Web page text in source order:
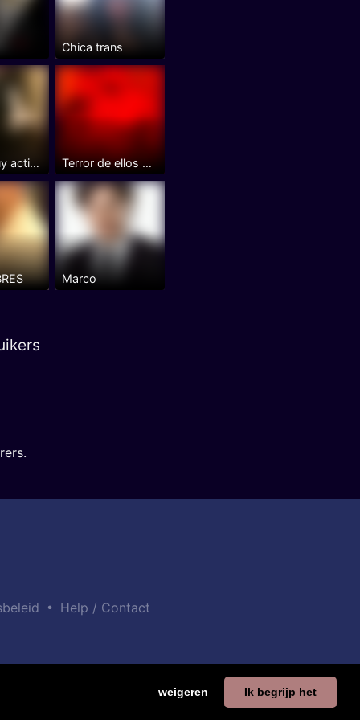
weigeren Ik begrijp het
Chica trans
hetero muy activo con experiencia Terror de ellos deseo de ellas...
Marco
• Help / Contact